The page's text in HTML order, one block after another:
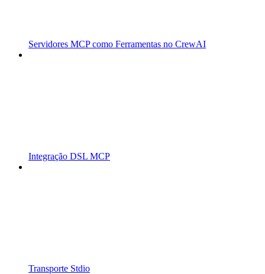
Servidores MCP como Ferramentas no CrewAI
Integração DSL MCP
Transporte Stdio